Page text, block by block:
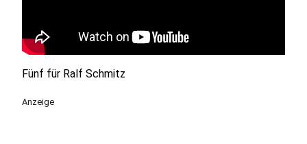
Fünf für Ralf Schmitz
Anzeige